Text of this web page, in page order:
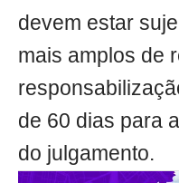
devem estar
mais amplos de
de 60 dias para
do julgamento.